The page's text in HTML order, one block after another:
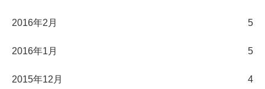
2016年2月 5
2016年1月 5
2015年12月 4